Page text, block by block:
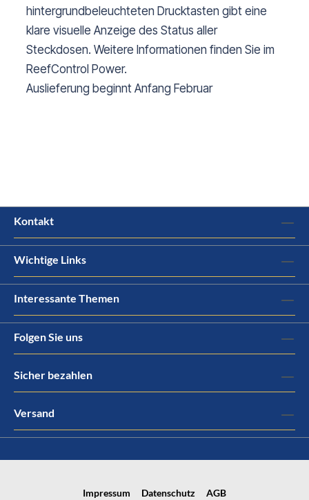
hintergrundbeleuchteten Drucktasten gibt eine
klare visuelle Anzeige des Status aller
Steckdosen. Weitere Informationen finden Sie im
ReefControl Power.
Auslieferung beginnt Anfang Februar
Kontakt
Wichtige Links
Interessante Themen
Folgen Sie uns
Sicher bezahlen
Versand
Impressum Datenschutz AGB